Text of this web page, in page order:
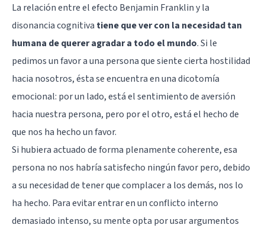
La relación entre el efecto Benjamin Franklin y la
disonancia cognitiva tiene que ver con la necesidad tan
humana de querer agradar a todo el mundo. Si le
pedimos un favor a una persona que siente cierta hostilidad
hacia nosotros, ésta se encuentra en una dicotomía
emocional: por un lado, está el sentimiento de aversión
hacia nuestra persona, pero por el otro, está el hecho de
que nos ha hecho un favor.
Si hubiera actuado de forma plenamente coherente, esa
persona no nos habría satisfecho ningún favor pero, debido
a su necesidad de tener que complacer a los demás, nos lo
ha hecho. Para evitar entrar en un conflicto interno
demasiado intenso, su mente opta por usar argumentos